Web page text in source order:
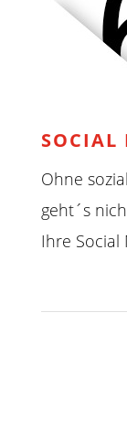
SOCIAL
Ohne
geht´s
Ihre Social